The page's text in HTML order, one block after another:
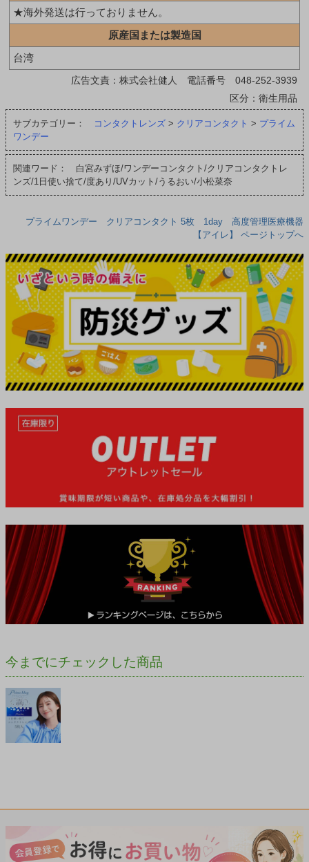
★海外発送は行っておりません。
原産国または製造国
台湾
広告文責：株式会社健人 電話番号 048-252-3939
区分：衛生用品
サブカテゴリー： コンタクトレンズ > クリアコンタクト > プライム
ワンデー
関連ワード： 白宮みずほ/ワンデーコンタクト/クリアコンタクトレ
ンズ/1日使い捨て/度あり/UVカット/うるおい/小松菜奈
プライムワンデー クリアコンタクト 5枚 1day 高度管理医療機器
【アイレ】 ページトップへ
今までにチェックした商品